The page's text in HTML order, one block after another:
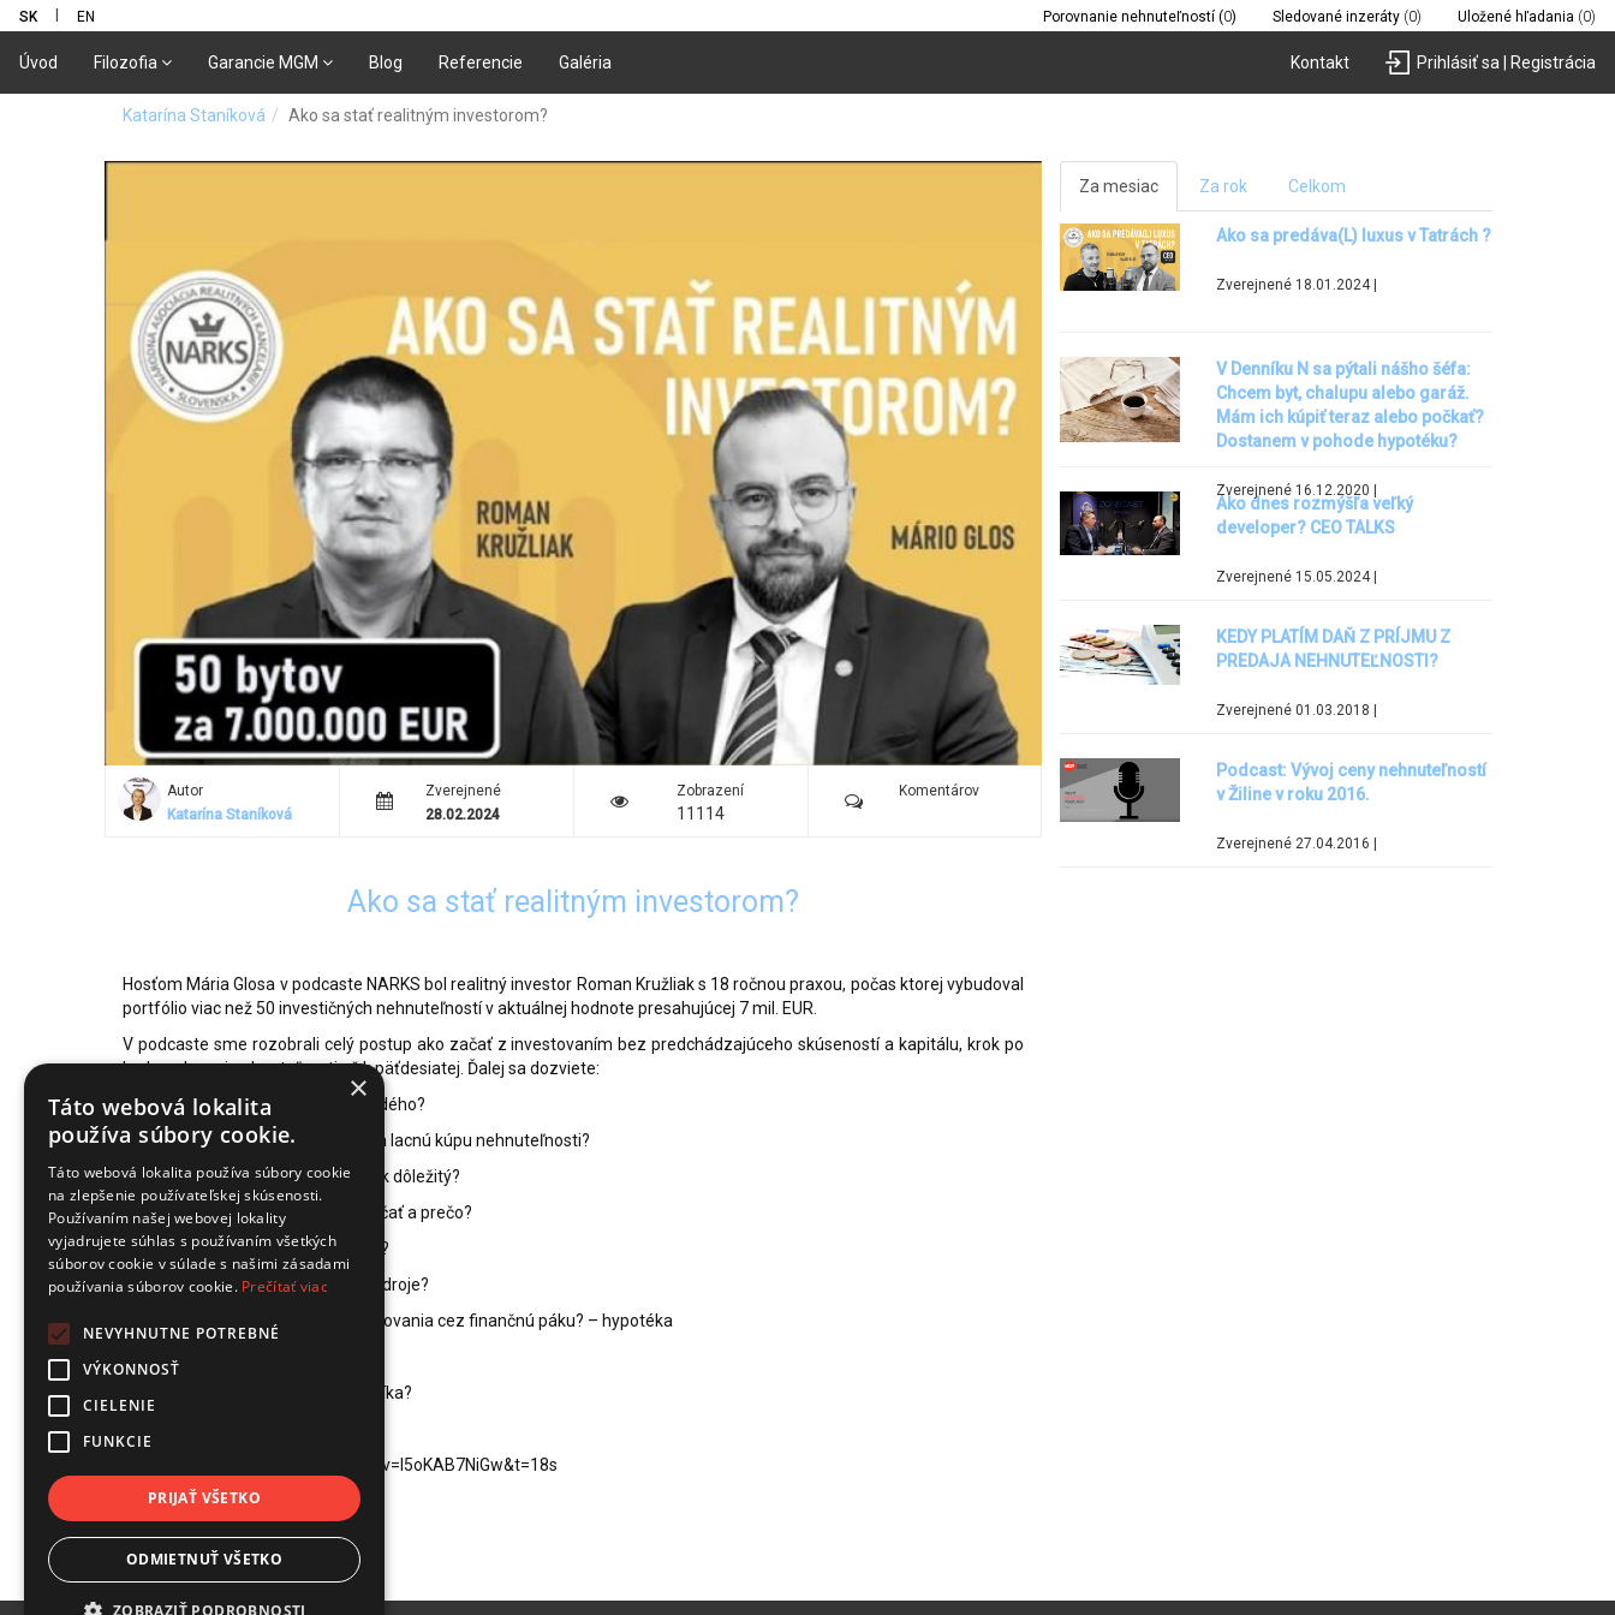
SK EN Porovnanie nehnuteľností (0) Sledované inzeráty (0) Uložené hľadania (0)
Úvod Filozofia Garancie MGM Blog Referencie Galéria Kontakt Prihlásiť sa | Registrácia
Katarína Staníková Ako sa stať realitným investorom?
Autor
Katarína Staníková
Zverejnené
28.02.2024
Zobrazení
11114
Komentárov
Ako sa stať realitným investorom?
Hosťom Mária Glosa v podcaste NARKS bol realitný investor Roman Kružliak s 18 ročnou praxou, počas ktorej vybudoval
portfólio viac než 50 investičných nehnuteľností v aktuálnej hodnote presahujúcej 7 mil. EUR.
V podcaste sme rozobrali celý postup ako začať z investovaním bez predchádzajúceho skúseností a kapitálu, krok po
kroku od prvej nehnuteľnosti až k päťdesiatej. Ďalej sa dozviete:
1. Je realitné investovanie pre každého?
2. Kde sa nachádzajú príležitosti na lacnú kúpu nehnuteľnosti?
3. Prečo je príbeh predávajúcich tak dôležitý?
4. Akým druhom nehnuteľnosti začať a prečo?
5. V akých lokalitách začať a prečo?
6. Odkiaľ a ako získavať finančné zdroje?
7. Aké sú výhody a nástrahy financovania cez finančnú páku? – hypotéka
8. Čo je flipovanie nehnuteľnosti?
9. Ako si vybrať správneho nájomníka?
https://www.youtube.com/watch?v=l5oKAB7NiGw&t=18s
Za mesiac Za rok Celkom
Ako sa predáva(L) luxus v Tatrách ?
Zverejnené 18.01.2024 |
V Denníku N sa pýtali nášho šéfa:
Chcem byt, chalupu alebo garáž.
Mám ich kúpiť teraz alebo počkať?
Dostanem v pohode hypotéku?
Zverejnené 16.12.2020 |
Ako dnes rozmýšľa veľký
developer? CEO TALKS
Zverejnené 15.05.2024 |
KEDY PLATÍM DAŇ Z PRÍJMU Z
PREDAJA NEHNUTEĽNOSTI?
Zverejnené 01.03.2018 |
Podcast: Vývoj ceny nehnuteľností
v Žiline v roku 2016.
Zverejnené 27.04.2016 |
×
Táto webová lokalita
používa súbory cookie.
Táto webová lokalita používa súbory cookie
na zlepšenie používateľskej skúsenosti.
Používaním našej webovej lokality
vyjadrujete súhlas s používaním všetkých
súborov cookie v súlade s našimi zásadami
používania súborov cookie. Prečítať viac
NEVYHNUTNE POTREBNÉ
VÝKONNOSŤ
CIELENIE
FUNKCIE
PRIJAŤ VŠETKO
ODMIETNUŤ VŠETKO
ZOBRAZIŤ PODROBNOSTI